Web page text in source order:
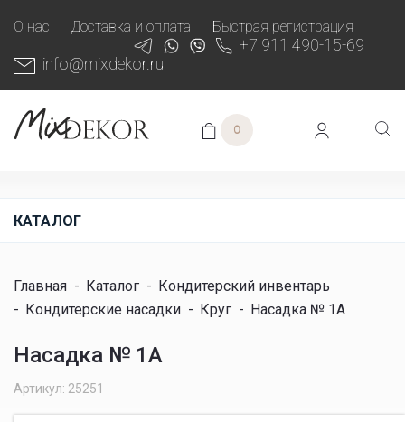
О нас Доставка и оплата Быстрая регистрация
+7 911 490-15-69
info@mixdekor.ru
0
КАТАЛОГ
Главная - Каталог - Кондитерский инвентарь
- Кондитерские насадки - Круг - Насадка № 1A
Насадка № 1A
Артикул: 25251